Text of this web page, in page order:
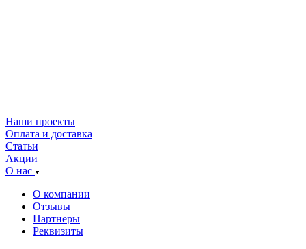
Наши проекты
Оплата и доставка
Статьи
Акции
О нас
О компании
Отзывы
Партнеры
Реквизиты